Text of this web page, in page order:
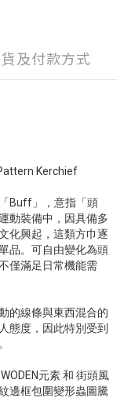
及付款方式
Kerchief
Buff」，意指「頭
動裝備中，因具備多
化興起，這類方巾逐
品。可自由變化為頭
僅滿足日常機能需
的線條與東西混合的
態度，因此特別受到
元素 和 街頭風
邊框包圍變形蟲圖騰